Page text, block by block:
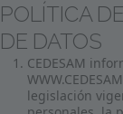
POLÍTICA
DE DATOS
CEDESAM
legislación